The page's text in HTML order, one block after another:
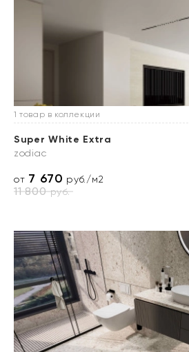
1 товар в коллекции
Super White Extra
zodiac
от 7 670 руб./м2
11 800руб.